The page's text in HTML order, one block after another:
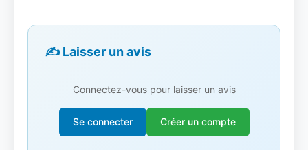
✍️ Laisser un avis
Connectez-vous pour laisser un avis
Se connecter Créer un compte